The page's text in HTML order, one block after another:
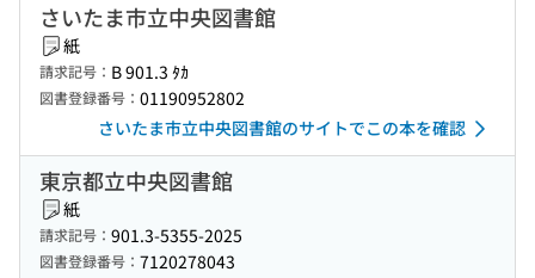
さいたま市立中央図書館
紙
請求記号： B 901.3 ﾀｶ
図書登録番号： 01190952802
さいたま市立中央図書館のサイトでこの本を確認
東京都立中央図書館
紙
請求記号： 901.3-5355-2025
図書登録番号： 7120278043